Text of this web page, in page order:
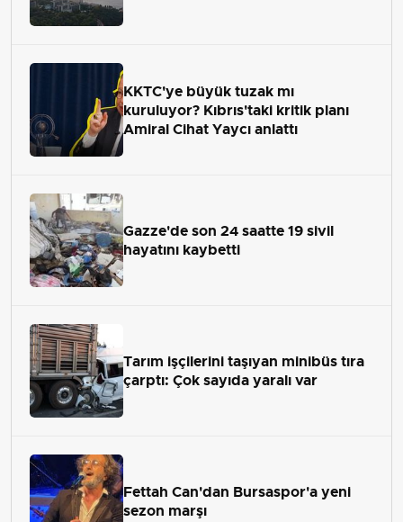
KKTC'ye büyük tuzak mı
kuruluyor? Kıbrıs'taki kritik planı
Amiral Cihat Yaycı anlattı
Gazze'de son 24 saatte 19 sivil
hayatını kaybetti
Tarım işçilerini taşıyan minibüs tıra
çarptı: Çok sayıda yaralı var
Fettah Can'dan Bursaspor'a yeni
sezon marşı